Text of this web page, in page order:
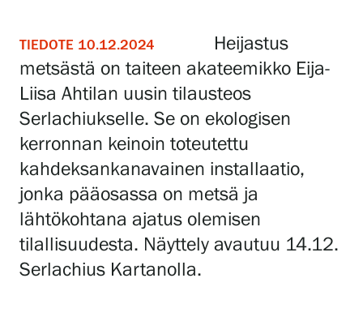
Palvelumme
Kokoelmat ja museo
Serlachius Residenssi
SERLACHIUS+
TIEDOTE 10.12.2024
Heijastus
metsästä on taiteen akateemikko Eija-
Liisa Ahtilan uusin tilausteos
Serlachiukselle. Se on ekologisen
kerronnan keinoin toteutettu
kahdeksankanavainen installaatio,
jonka pääosassa on metsä ja
lähtökohtana ajatus olemisen
tilallisuudesta. Näyttely avautuu 14.12.
Serlachius Kartanolla.